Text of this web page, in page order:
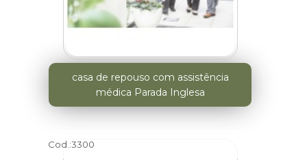
casa de repouso com assistência
médica Parada Inglesa
Cod.:3300